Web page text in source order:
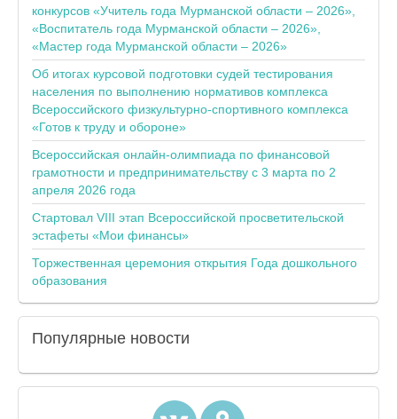
конкурсов «Учитель года Мурманской области – 2026»,
«Воспитатель года Мурманской области – 2026»,
«Мастер года Мурманской области – 2026»
Об итогах курсовой подготовки судей тестирования
населения по выполнению нормативов комплекса
Всероссийского физкультурно-спортивного комплекса
«Готов к труду и обороне»
Всероссийская онлайн-олимпиада по финансовой
грамотности и предпринимательству с 3 марта по 2
апреля 2026 года
Стартовал VIII этап Всероссийской просветительской
эстафеты «Мои финансы»
Торжественная церемония открытия Года дошкольного
образования
Популярные новости